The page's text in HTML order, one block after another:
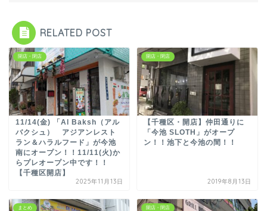
RELATED POST
開店・閉店
11/14(金) 「Al Baksh（アル
バクシュ） アジアンレスト
ラン＆ハラルフード」が今池
南にオープン！！11/11(火)か
らプレオープン中です！！
【千種区開店】
2025年11月13日
開店・閉店
【千種区・開店】仲田通りに
「今池 SLOTH」がオープ
ン！！池下と今池の間！！
2019年8月13日
まとめ 開店・閉店